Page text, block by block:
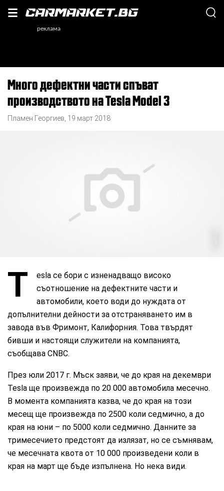
Много дефектни части спъват
производството на Tesla Model 3
Пламен Георгиев 19 март 2018
T
esla се бори с изненадващо високо
съотношение на дефектните части и
автомобили, което води до нуждата от
допълнителни дейности за отстраняването им в
завода във Фримонт, Калифорния. Това твърдят
бивши и настоящи служители на компанията,
съобщава CNBC.
През юли 2017 г. Мъск заяви, че до края на декември
Tesla ще произвежда по 20 000 автомобила месечно.
В момента компанията казва, че до края на този
месещ ще произвежда по 2500 коли седмично, а до
края на юни – по 5000 коли седмично. Данните за
тримесечието предстоят да излязат, но се съмнявам,
че месечната квота от 10 000 произведени коли в
края на март ще бъде изпълнена. Но нека види.